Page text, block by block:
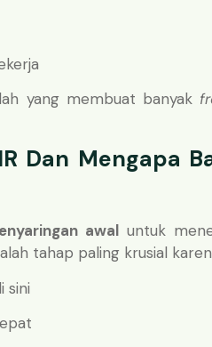
yang membuat banyak
Dan Mengapa
awaluntuk
tahap paling krusial
sini